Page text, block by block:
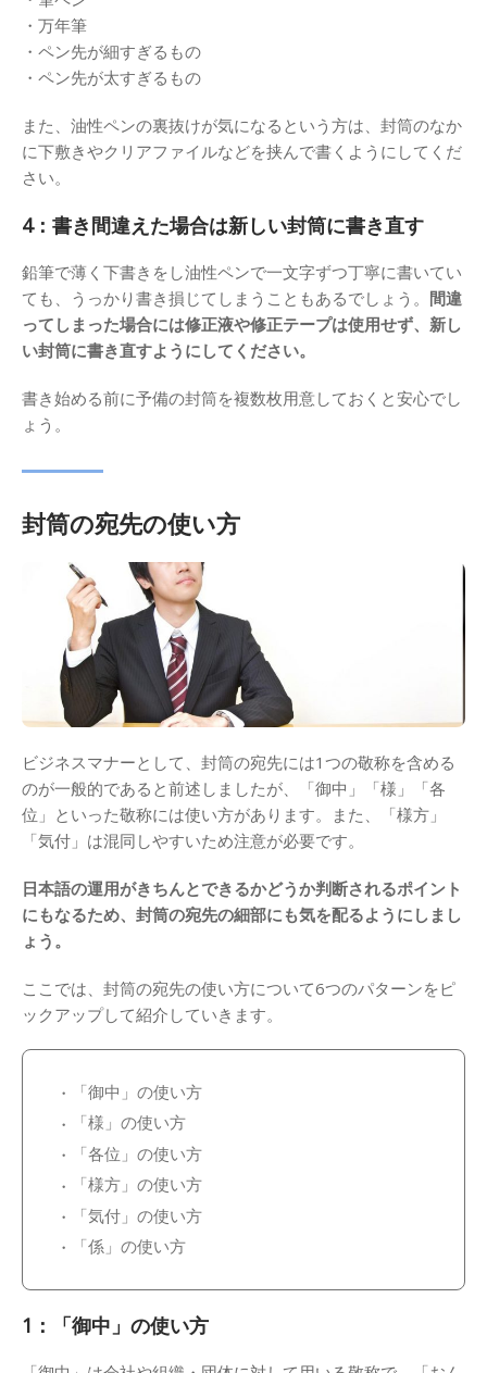
・万年筆
・ペン先が細すぎるもの
・ペン先が太すぎるもの
また、油性ペンの裏抜けが気になるという方は、封筒のなか
に下敷きやクリアファイルなどを挟んで書くようにしてくだ
さい。
4：書き間違えた場合は新しい封筒に書き直す
鉛筆で薄く下書きをし油性ペンで一文字ずつ丁寧に書いてい
ても、うっかり書き損じてしまうこともあるでしょう。 間違
ってしまった場合には修正液や修正テープは使用せず、新し
い封筒に書き直すようにしてください。
書き始める前に予備の封筒を複数枚用意しておくと安心でし
ょう。
封筒の宛先の使い方
ビジネスマナーとして、封筒の宛先には1つの敬称を含める
のが一般的であると前述しましたが、「御中」「様」「各
位」といった敬称には使い方があります。また、「様方」
「気付」は混同しやすいため注意が必要です。
日本語の運用がきちんとできるかどうか判断されるポイント
にもなるため、封筒の宛先の細部にも気を配るようにしまし
ょう。
ここでは、封筒の宛先の使い方について6つのパターンをピ
ックアップして紹介していきます。
「御中」の使い方
「様」の使い方
「各位」の使い方
「様方」の使い方
「気付」の使い方
「係」の使い方
1：「御中」の使い方